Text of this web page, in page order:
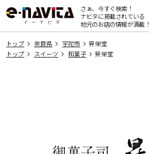
さぁ、今すぐ検索！
ナビタに掲載されている
地元のお店の情報が満載！
トップ 奈良県 宇陀市
昇栄堂
トップ
スイーツ 和菓子 昇栄堂